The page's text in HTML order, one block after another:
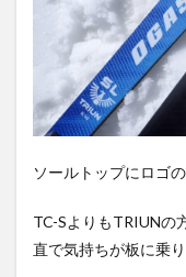
ソールトップにロゴ
TC-SよりもTRIUNの
直で気持ちが板に乗り